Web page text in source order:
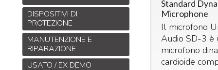
Standard
Microphone
Il microfono
Audio SD-3 è
microfono
cardioide
DISPOSITIVI DI
PROTEZIONE
MANUTENZIONE E
RIPARAZIONE
USATO / EX DEMO